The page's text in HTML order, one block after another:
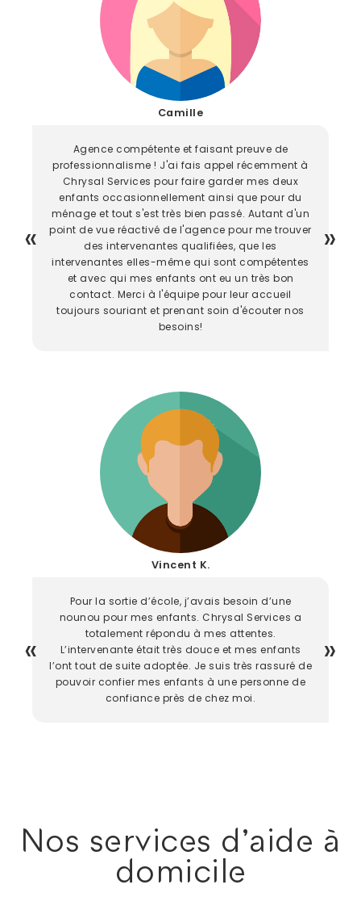
Camille
Agence compétente et faisant preuve de
professionnalisme ! J'ai fais appel récemment à
Chrysal Services pour faire garder mes deux
enfants occasionnellement ainsi que pour du
ménage et tout s'est très bien passé. Autant d'un
point de vue réactivé de l'agence pour me trouver
des intervenantes qualifiées, que les
intervenantes elles-même qui sont compétentes
et avec qui mes enfants ont eu un très bon
contact. Merci à l'équipe pour leur accueil
toujours souriant et prenant soin d'écouter nos
besoins!
Vincent K.
Pour la sortie d’école, j’avais besoin d’une
nounou pour mes enfants. Chrysal Services a
totalement répondu à mes attentes.
L’intervenante était très douce et mes enfants
l’ont tout de suite adoptée. Je suis très rassuré de
pouvoir confier mes enfants à une personne de
confiance près de chez moi.
Nos services d'aide à
domicile